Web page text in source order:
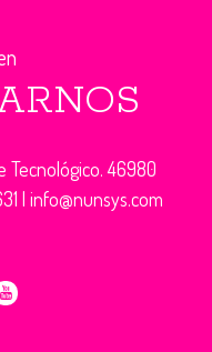
Tecnológico. 46980
| info@nunsys.com